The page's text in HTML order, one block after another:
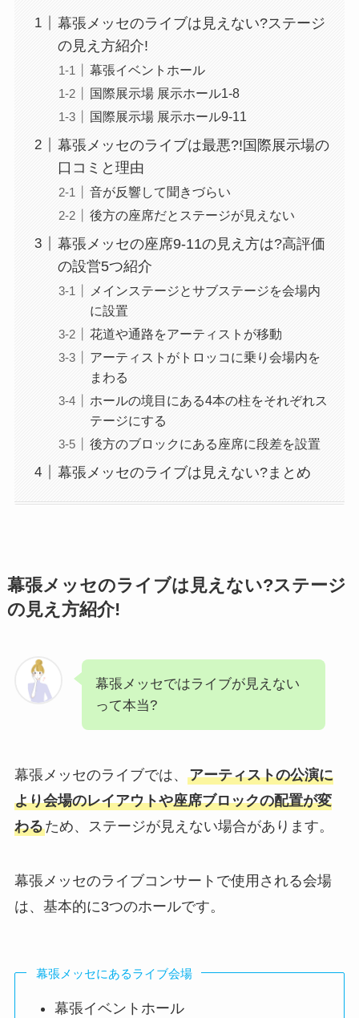
幕張メッセのライブは見えない?ステージ
の見え方紹介!
幕張イベントホール
国際展示場 展示ホール1-8
国際展示場 展示ホール9-11
幕張メッセのライブは最悪?!国際展示場の
口コミと理由
音が反響して聞きづらい
後方の座席だとステージが見えない
幕張メッセの座席9-11の見え方は?高評価
の設営5つ紹介
メインステージとサブステージを会場内
に設置
花道や通路をアーティストが移動
アーティストがトロッコに乗り会場内を
まわる
ホールの境目にある4本の柱をそれぞれス
テージにする
後方のブロックにある座席に段差を設置
幕張メッセのライブは見えない?まとめ
幕張メッセのライブは見えない?ステージ
の見え方紹介!
幕張メッセではライブが見えない
って本当?
幕張メッセのライブでは、 アーティストの公演に
より会場のレイアウトや座席ブロックの配置が変
わるため、ステージが見えない場合があります。
幕張メッセのライブコンサートで使用される会場
は、基本的に3つのホールです。
幕張メッセにあるライブ会場
幕張イベントホール